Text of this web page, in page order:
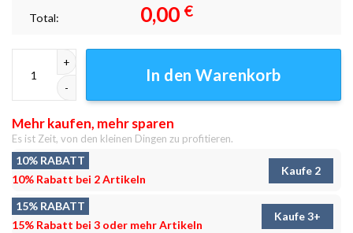
Total: 0,00 €
In den Warenkorb
Mehr kaufen, mehr sparen
Es ist Zeit, von den kleinen Dingen zu profitieren.
10% RABATT
10% Rabatt bei 2 Artikeln
Kaufe 2
15% RABATT
15% Rabatt bei 3 oder mehr Artikeln
Kaufe 3+